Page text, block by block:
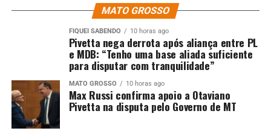
Fonte: Prefeitura de Sinop
Comentários
RELATED TOPICS: ACOLHIMENTO ASSISTÊNCIA
CIDADS
COBERTORES
ENTREGA
PESSOAS
MATO GROSSO
FIQUEI SABENDO 10 horas ago
Pivetta nega derrota após aliança entre PL
e MDB: “Tenho uma base aliada suficiente
para disputar com tranquilidade”
MATO GROSSO 10 horas ago
Max Russi confirma apoio a Otaviano
Pivetta na disputa pelo Governo de MT